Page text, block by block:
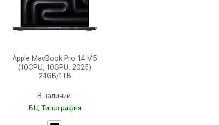
Apple MacBook Pro 14 M5
(10CPU, 10GPU, 2025)
24GB/1TB
В наличии:
БЦ Типография